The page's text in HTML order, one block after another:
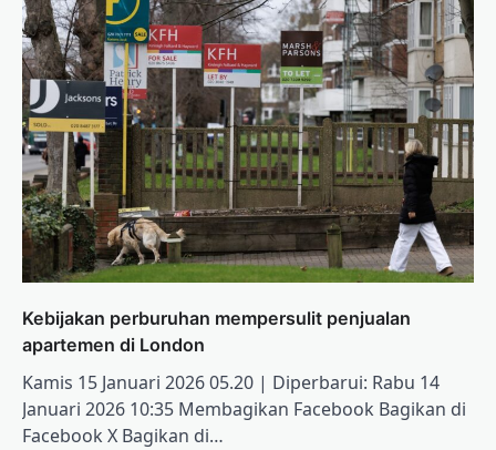
Kebijakan perburuhan mempersulit penjualan
apartemen di London
Kamis 15 Januari 2026 05.20 | Diperbarui: Rabu 14
Januari 2026 10:35 Membagikan Facebook Bagikan di
Facebook X Bagikan di…